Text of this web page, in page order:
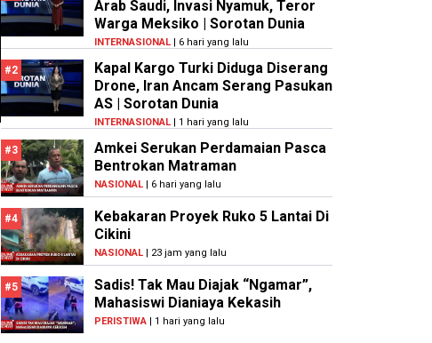
Arab Saudi, Invasi Nyamuk, Teror
Warga Meksiko | Sorotan Dunia
INTERNASIONAL| 6 hari yang lalu
#2
Kapal Kargo Turki Diduga Diserang
Drone, Iran Ancam Serang Pasukan
AS | Sorotan Dunia
INTERNASIONAL| 1 hari yang lalu
#3
Amkei Serukan Perdamaian Pasca
Bentrokan Matraman
NASIONAL| 6 hari yang lalu
#4
Kebakaran Proyek Ruko 5 Lantai Di
Cikini
NASIONAL| 23 jam yang lalu
#5
Sadis! Tak Mau Diajak “Ngamar”,
Mahasiswi Dianiaya Kekasih
PERISTIWA| 1 hari yang lalu